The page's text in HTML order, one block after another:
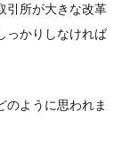
引所が大きな改革
っかりしなければ
のように思われま